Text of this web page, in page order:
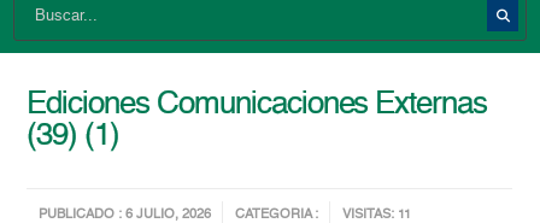
Ediciones Comunicaciones Externas
(39) (1)
PUBLICADO : 6 JULIO, 2026 CATEGORIA : VISITAS: 11